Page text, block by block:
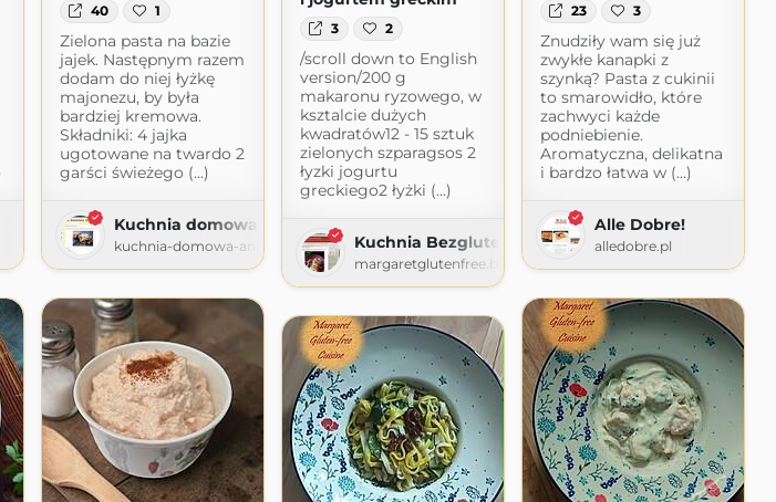
40 1
Zielona pasta na bazie
jajek. Następnym razem
dodam do niej łyżkę
majonezu, by była
bardziej kremowa.
Składniki: 4 jajka
ugotowane na twardo 2
garści świeżego (...)
Kuchnia domowa Ani
kuchnia-domowa-ani.blogspot.com
3 2
/scroll down to English
version/200 g
makaronu ryzowego, w
ksztalcie dużych
kwadratów12 - 15 sztuk
zielonych szparagsos 2
łyzki jogurtu
greckiego2 łyżki (...)
Kuchnia Bezglutenowa Margaret
margaretglutenfree.blogspot.com
23 3
Znudziły wam się już
zwykłe kanapki z
szynką? Pasta z cukinii
to smarowidło, które
zachwyci każde
podniebienie.
Aromatyczna, delikatna
i bardzo łatwa w (...)
Alle Dobre!
alledobre.pl